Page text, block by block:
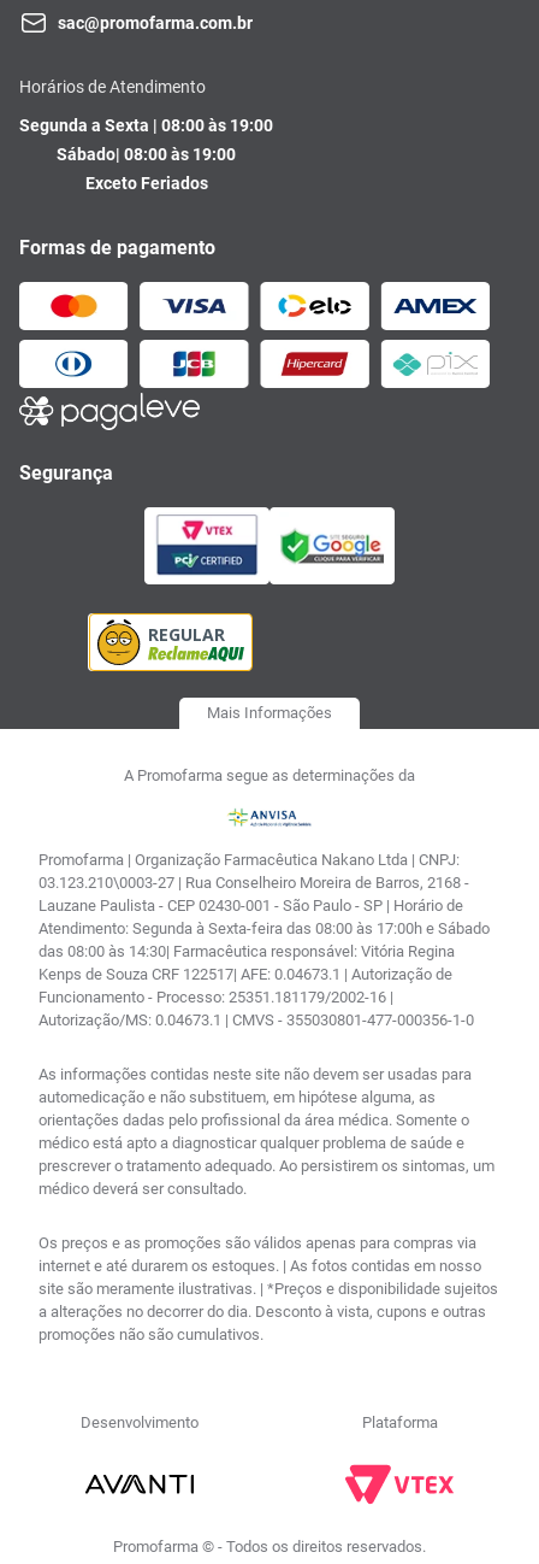
sac@promofarma.com.br
Horários de Atendimento
Segunda a Sexta | 08:00 às 19:00
Sábado| 08:00 às 19:00
Exceto Feriados
Formas de pagamento
Segurança
Mais Informações
A Promofarma segue as determinações da
Promofarma | Organização Farmacêutica Nakano Ltda | CNPJ:
03.123.210\0003-27 | Rua Conselheiro Moreira de Barros, 2168 -
Lauzane Paulista - CEP 02430-001 - São Paulo - SP | Horário de
Atendimento: Segunda à Sexta-feira das 08:00 às 17:00h e Sábado
das 08:00 às 14:30| Farmacêutica responsável: Vitória Regina
Kenps de Souza CRF 122517| AFE: 0.04673.1 | Autorização de
Funcionamento - Processo: 25351.181179/2002-16 |
Autorização/MS: 0.04673.1 | CMVS - 355030801-477-000356-1-0
As informações contidas neste site não devem ser usadas para
automedicação e não substituem, em hipótese alguma, as
orientações dadas pelo profissional da área médica. Somente o
médico está apto a diagnosticar qualquer problema de saúde e
prescrever o tratamento adequado. Ao persistirem os sintomas, um
médico deverá ser consultado.
Os preços e as promoções são válidos apenas para compras via
internet e até durarem os estoques. | As fotos contidas em nosso
site são meramente ilustrativas. | *Preços e disponibilidade sujeitos
a alterações no decorrer do dia. Desconto à vista, cupons e outras
promoções não são cumulativos.
Desenvolvimento Plataforma
Promofarma © - Todos os direitos reservados.